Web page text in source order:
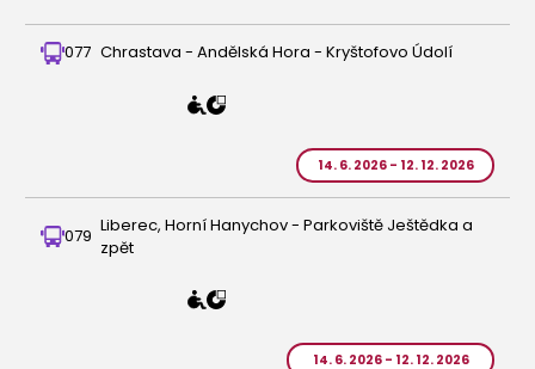
077 Chrastava - Andělská Hora - Kryštofovo Údolí
14. 6. 2026 - 12. 12. 2026
079 Liberec, Horní Hanychov - Parkoviště Ještědka a
zpět
14. 6. 2026 - 12. 12. 2026